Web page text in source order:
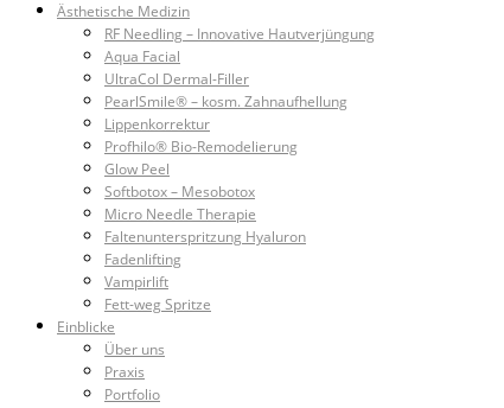
Ästhetische Medizin
RF Needling – Innovative Hautverjüngung
Aqua Facial
UltraCol Dermal-Filler
PearlSmile® – kosm. Zahnaufhellung
Lippenkorrektur
Profhilo® Bio-Remodelierung
Glow Peel
Softbotox – Mesobotox
Micro Needle Therapie
Faltenunterspritzung Hyaluron
Fadenlifting
Vampirlift
Fett-weg Spritze
Einblicke
Über uns
Praxis
Portfolio